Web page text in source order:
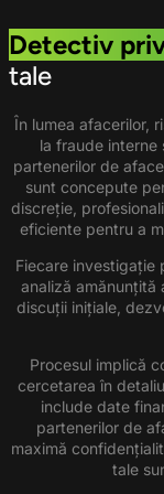
Detectiv
tale
În lumea afacerilor,
la fraude interne
partenerilor de
sunt concepute
discreție,
eficiente pentru a
Fiecare investigație
analiză amănunțită
discuții inițiale,
Procesul implică
cercetarea în
include date
partenerilor de
maximă
tale